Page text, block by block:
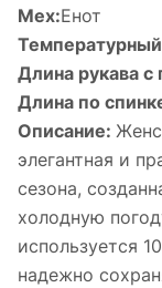
Мех:Енот
Длина рукава с
Длина по
Описание:
элегантная и
сезона,
холодную
используется
надежно